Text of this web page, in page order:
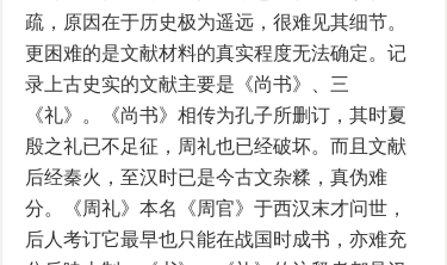
疏，原因在于历史极为遥远，很难见其细节。
更困难的是文献材料的真实程度无法确定。记
录上古史实的文献主要是《尚书》、三
《礼》。《尚书》相传为孔子所删订，其时夏
殷之礼已不足征，周礼也已经破坏。而且文献
后经秦火，至汉时已是今古文杂糅，真伪难
分。《周礼》本名《周官》于西汉末才问世，
后人考订它最早也只能在战国时成书，亦难充